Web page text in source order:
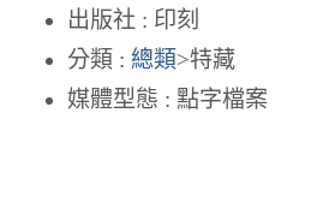
出版社 : 印刻
分類 : 總類>特藏
媒體型態 : 點字檔案